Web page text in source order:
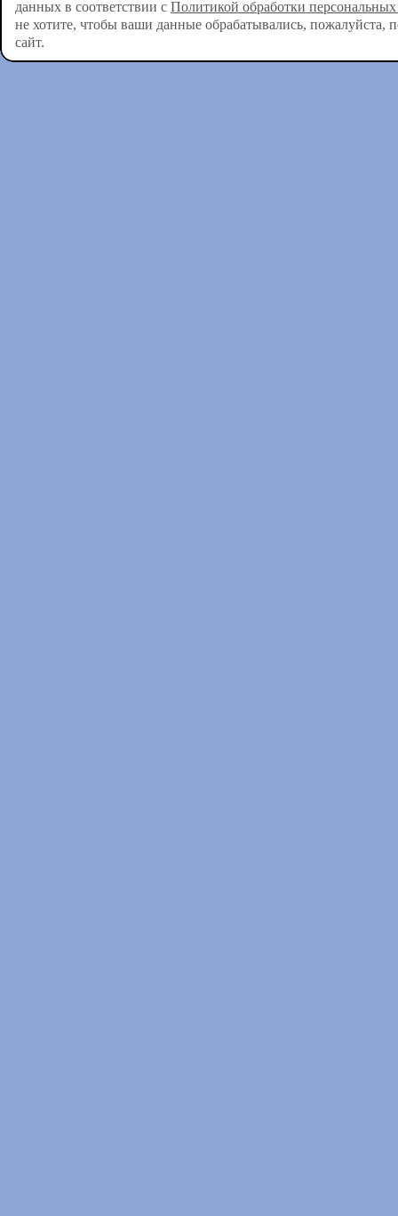
данных в соответствии с Политикой обработки
не хотите, чтобы ваши данные обрабатывались, пожалуйста,
сайт.